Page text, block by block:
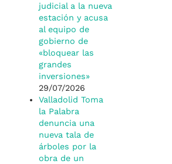
judicial a la nueva
estación y acusa
al equipo de
gobierno de
«bloquear las
grandes
inversiones»
29/07/2026
Valladolid Toma
la Palabra
denuncia una
nueva tala de
árboles por la
obra de un